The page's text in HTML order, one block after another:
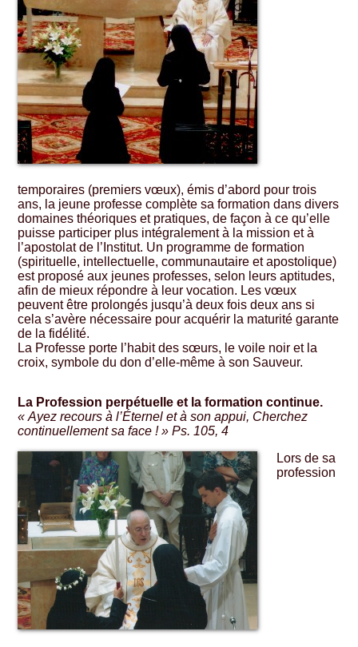
temporaires (premiers vœux), émis d’abord pour trois
ans, la jeune professe complète sa formation dans divers
domaines théoriques et pratiques, de façon à ce qu’elle
puisse participer plus intégralement à la mission et à
l’apostolat de l’Institut. Un programme de formation
(spirituelle, intellectuelle, communautaire et apostolique)
est proposé aux jeunes professes, selon leurs aptitudes,
afin de mieux répondre à leur vocation. Les vœux
peuvent être prolongés jusqu’à deux fois deux ans si
cela s’avère nécessaire pour acquérir la maturité garante
de la fidélité.
La Professe porte l’habit des sœurs, le voile noir et la
croix, symbole du don d’elle-même à son Sauveur.
La Profession perpétuelle et la formation continue.
« Ayez recours à l’Éternel et à son appui, Cherchez
continuellement sa face ! » Ps. 105, 4
Lors de sa
profession